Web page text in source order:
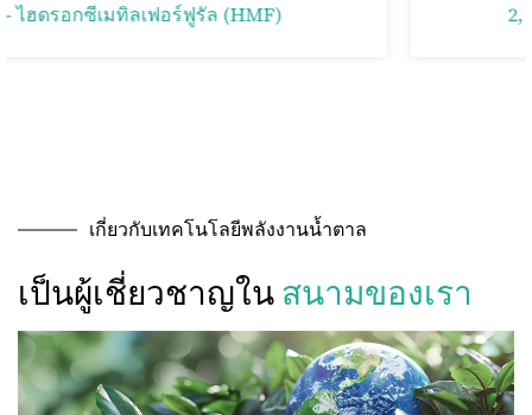
2, 5- กรดฟูรันดิคาร์บอกซิลิก (FDCA)
เกี่ยวกับเทคโนโลยีพลังงานน้ำตาล
เป็นผู้เชี่ยวชาญในสนามของเรา